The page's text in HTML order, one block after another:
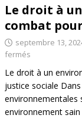
Le droit à
combat
septembre 13,
fermés
Le droit à un
justice sociale
environnementales
environnement